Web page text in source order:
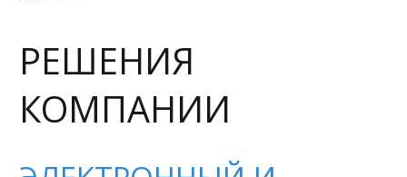
РЕШЕНИЯ
КОМПАНИИ